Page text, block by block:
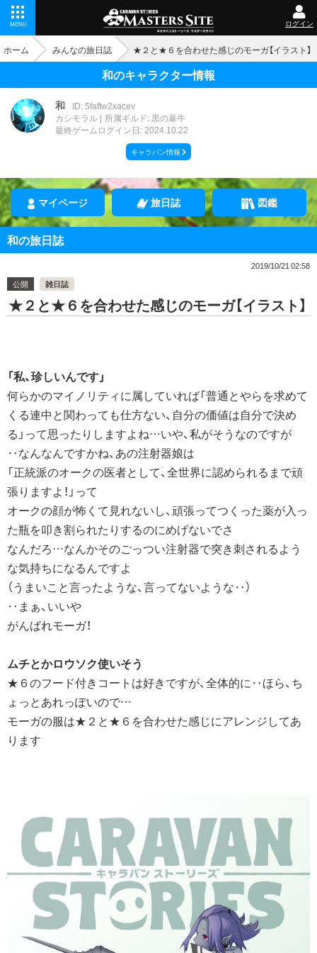
MENU ログイン
ホーム みんなの旅日誌 ★２と★６を合わせた感じのモーガ【イラスト】
和のキャラクター情報
和
ID: 5faftw2xacev
カシモラル
所属ギルド: 黒の暴牛
最終ゲームログイン日: 2024.10.22
キャラバン情報
マイページ 旅日誌 図鑑
和の旅日誌
2019/10/21 02:58
公開
雑日誌
★２と★６を合わせた感じのモーガ【イラスト】
「私、珍しいんです」
何らかのマイノリティに属していれば「普通とやらを求めて
くる連中と関わっても仕方ない、自分の価値は自分で決め
る」って思ったりしますよね…いや、私がそうなのですが
‥なんなんですかね、あの注射器娘は
「正統派のオークの医者として、全世界に認められるまで頑
張りますよ！」って
オークの顔が怖くて見れないし、頑張ってつくった薬が入っ
た瓶を叩き割られたりするのにめげないでさ
なんだろ…なんかそのごっつい注射器で突き刺されるよう
な気持ちになるんですよ
（うまいこと言ったような、言ってないような‥）
‥まぁ、いいや
がんばれモーガ！
ムチとかロウソク使いそう
★６のフード付きコートは好きですが、全体的に‥ほら、ち
ょっとあれっぽいので…
モーガの服は★２と★６を合わせた感じにアレンジしてあ
ります